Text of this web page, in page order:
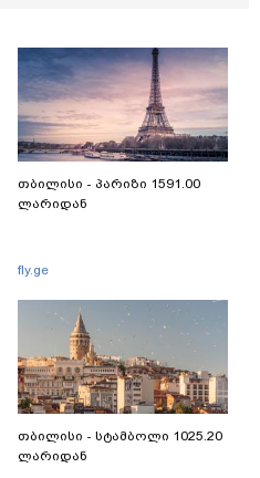
თბილისი - პარიზი 1591.00
ლარიდან
fly.ge
თბილისი - სტამბოლი 1025.20
ლარიდან